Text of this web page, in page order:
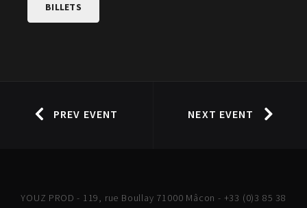
BILLETS
PREV EVENT NEXT EVENT
YOUZ PROD - 119, rue Boullay 71000 Mâcon - +33 (0)3 85 38